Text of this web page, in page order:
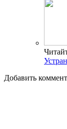
Добавить